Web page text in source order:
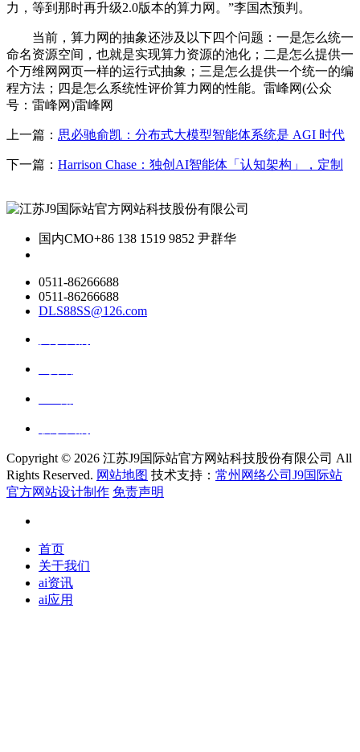
力，等到那时再升级2.0版本的算力网。”李国杰预判。
当前，算力网的抽象还涉及以下四个问题：一是怎么统一
命名资源空间，也就是实现算力资源的池化；二是怎么提供一
个万维网网页一样的运行式抽象；三是怎么提供一个统一的编
程方法；四是怎么系统性评价算力网的性能。雷峰网(公众
号：雷峰网)雷峰网
上一篇： 思必驰俞凯：分布式大模型智能体系统是 AGI 时代
下一篇： Harrison Chase：独创AI智能体「认知架构」，定制
国内CMO+86 138 1519 9852 尹群华
0511-86266688
0511-86266688
DLS88SS@126.com
Copyright © 2026 江苏J9国际站官方网站科技股份有限公司 All
Rights Reserved. 网站地图 技术支持： 常州网络公司J9国际站
官方网站设计制作 免责声明
首页
关于我们
ai资讯
ai应用